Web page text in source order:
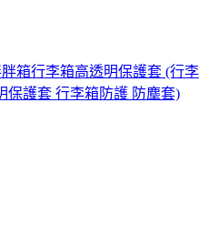
箱行李箱高透明保護套 (行李
保護套 行李箱防護 防塵套)